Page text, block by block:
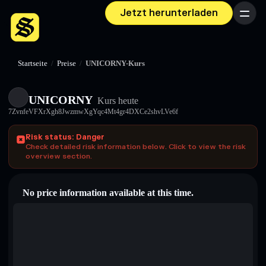
Jetzt herunterladen Menü
Startseite / Preise / UNICORNY-Kurs
UNICORNY Kurs heute
7ZvnfeVFXrXgh8JwzmwXgYqc4Mt4gr4DXCe2shvLVe6f
Risk status: Danger
Check detailed risk information below. Click to view the risk
overview section.
No price information available at this time.